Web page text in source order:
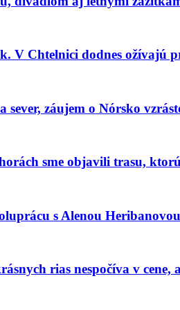
V Chtelnici dodnes ožívajú
záujem o Nórsko
sme objavili trasu,
s Alenou
rias nespočíva v cene,